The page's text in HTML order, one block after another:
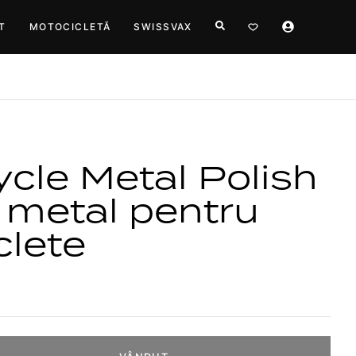
MOTOCICLETĂ SWISSVAX
Metal Polish
pentru